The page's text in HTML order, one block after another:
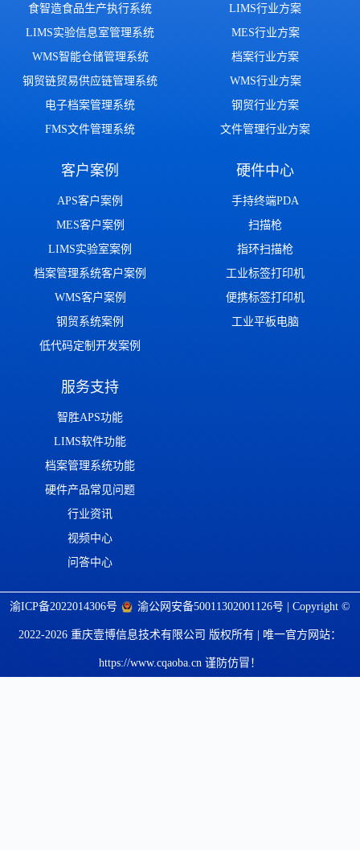
食智造食品生产执行系统
LIMS实验信息室管理系统
WMS智能仓储管理系统
钢贸链贸易供应链管理系统
电子档案管理系统
FMS文件管理系统
LIMS行业方案
MES行业方案
档案行业方案
WMS行业方案
钢贸行业方案
文件管理行业方案
客户案例
APS客户案例
MES客户案例
LIMS实验室案例
档案管理系统客户案例
WMS客户案例
钢贸系统案例
低代码定制开发案例
硬件中心
手持终端PDA
扫描枪
指环扫描枪
工业标签打印机
便携标签打印机
工业平板电脑
服务支持
智胜APS功能
LIMS软件功能
档案管理系统功能
硬件产品常见问题
行业资讯
视频中心
问答中心
渝ICP备2022014306号 渝公网安备50011302001126号 | Copyright ©
2022-2026 重庆壹博信息技术有限公司 版权所有 | 唯一官方网站：
https://www.cqaoba.cn 谨防仿冒！